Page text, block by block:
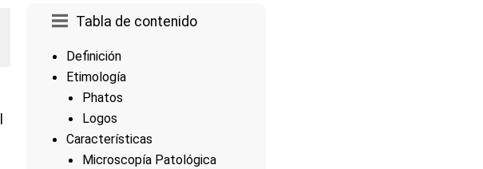
Tabla de contenido
Definición
Etimología
Phatos
Logos
Características
Microscopía Patológica